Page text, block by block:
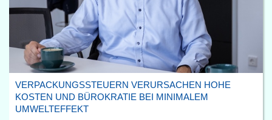
VERPACKUNGSSTEUERN VERURSACHEN HOHE
KOSTEN UND BÜROKRATIE BEI MINIMALEM
UMWELTEFFEKT